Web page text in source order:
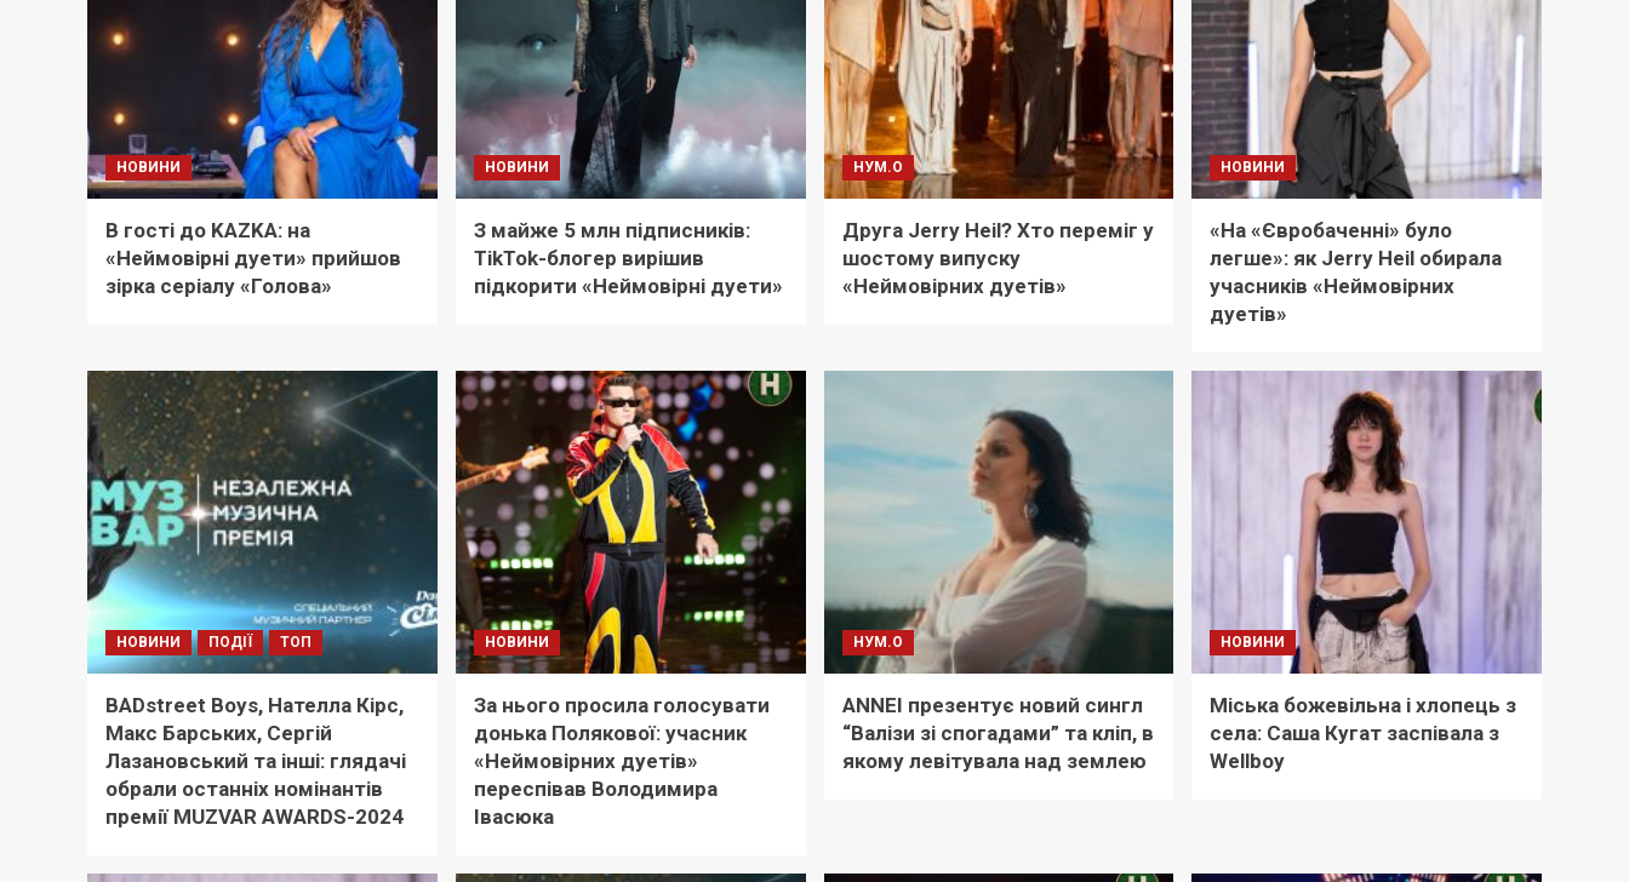
НОВИНИ
В гості до KAZKA: на
«Неймовірні дуети» прийшов
зірка серіалу «Голова»
НОВИНИ
З майже 5 млн підписників:
TikTok-блогер вирішив
підкорити «Неймовірні дуети»
НУМ.О
Друга Jerry Heil? Хто переміг у
шостому випуску
«Неймовірних дуетів»
НОВИНИ
«На «Євробаченні» було
легше»: як Jerry Heil обирала
учасників «Неймовірних
дуетів»
НОВИНИ ПОДІЇ ТОП
BADstreet Boys, Нателла Кірс,
Макс Барських, Сергій
Лазановський та інші: глядачі
обрали останніх номінантів
премії MUZVAR AWARDS-2024
НОВИНИ
За нього просила голосувати
донька Полякової: учасник
«Неймовірних дуетів»
переспівав Володимира
Івасюка
НУМ.О
ANNEI презентує новий сингл
“Валізи зі спогадами” та кліп, в
якому левітувала над землею
НОВИНИ
Міська божевільна і хлопець з
села: Саша Кугат заспівала з
Wellboy